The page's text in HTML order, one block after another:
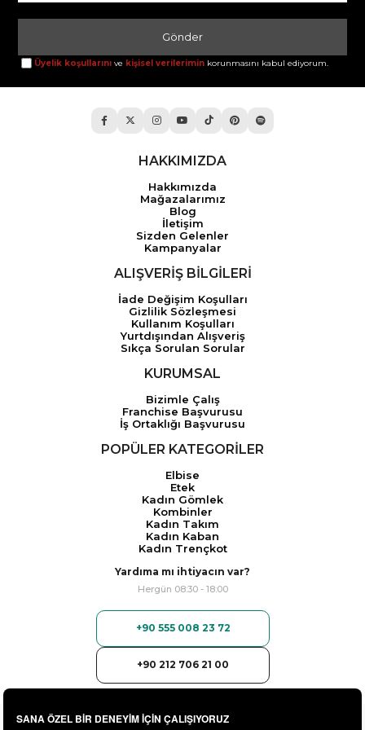
Gönder
Üyelik koşullarını ve kişisel verilerimin korunmasını kabul ediyorum.
HAKKIMIZDA
Hakkımızda
Mağazalarımız
Blog
İletişim
Sizden Gelenler
Kampanyalar
ALIŞVERİŞ BİLGİLERİ
İade Değişim Koşulları
Gizlilik Sözleşmesi
Kullanım Koşulları
Yurtdışından Alışveriş
Sıkça Sorulan Sorular
KURUMSAL
Bizimle Çalış
Franchise Başvurusu
İş Ortaklığı Başvurusu
POPÜLER KATEGORİLER
Elbise
Etek
Kadın Gömlek
Kombinler
Kadın Takım
Kadın Kaban
Kadın Trençkot
Yardıma mı ihtiyacın var?
Hergün 08:30 - 18:00
+90 555 008 23 72
+90 212 706 21 00